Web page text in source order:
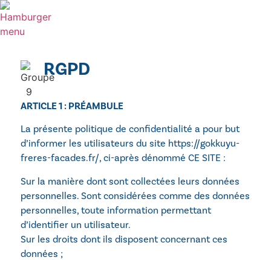
RGPD
ARTICLE 1 : PRÉAMBULE
La présente politique de confidentialité a pour but
d’informer les utilisateurs du site https://gokkuyu-
freres-facades.fr/, ci-après dénommé CE SITE :
Sur la manière dont sont collectées leurs données
personnelles. Sont considérées comme des données
personnelles, toute information permettant
d’identifier un utilisateur.
Sur les droits dont ils disposent concernant ces
données ;